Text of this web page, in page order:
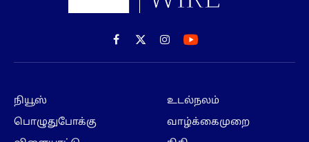
Facebook
X
(Twitter)
Instagram
நியூஸ்
பொழுதுபோக்கு
உடல்நலம்
வாழ்க்கைமுறை